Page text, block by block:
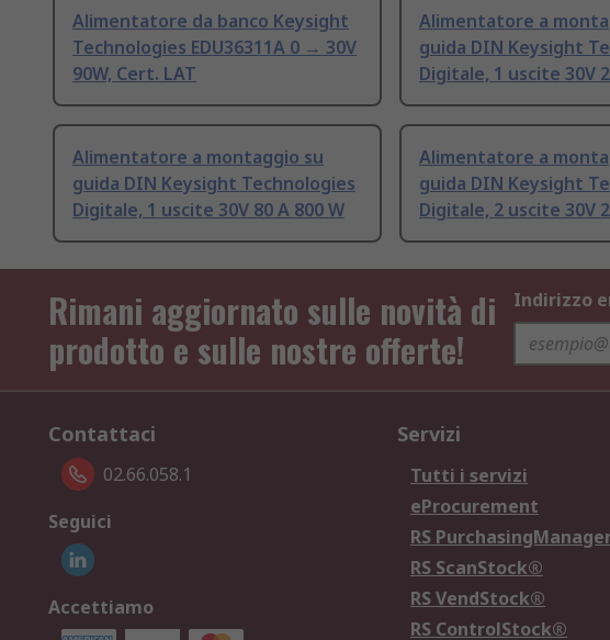
Alimentatore da banco Keysight
Technologies EDU36311A 0 → 30V
90W, Cert. LAT
Alimentatore a
guida DIN Keysight
Digitale, 1 uscite 30V
Alimentatore a montaggio su
guida DIN Keysight Technologies
Digitale, 1 uscite 30V 80 A 800 W
Alimentatore a
guida DIN Keysight
Digitale, 2 uscite 30V
Rimani aggiornato sulle novità di
prodotto e sulle nostre offerte!
Indirizzo
Contattaci
02.66.058.1
Seguici
Accettiamo
Servizi
Tutti i servizi
eProcurement
RS
RS ScanStock®
RS VendStock®
RS ControlStock®